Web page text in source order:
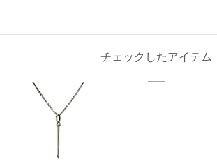
チェックしたアイテム